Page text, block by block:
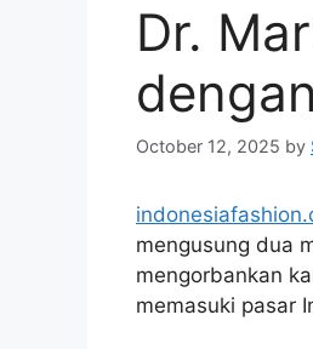
Dr.
October 12, 2025 by
mengusung dua
mengorbankan
memasuki pasar